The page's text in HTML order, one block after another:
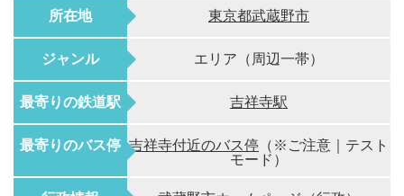
所在地 東京都武蔵野市
ジャンル エリア（周辺一帯）
最寄りの鉄道駅 吉祥寺駅
最寄りのバス停 吉祥寺付近のバス停 （※ご注意｜テスト
モード）